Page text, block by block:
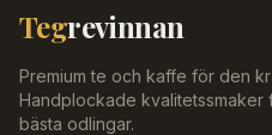
Tegrevinnan
Premium te och kaffe för den
Handplockade kvalitetssmaker
bästa odlingar.